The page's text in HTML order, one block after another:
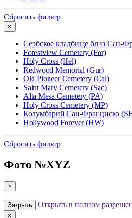
Сбросить фильтр
×
Сербское кладбище близ Сан-
Forestview Cemetery (For)
Holy Cross (Hel)
Redwood Memorial (Gur)
Old Pioneer Cemetery (Cal)
Saint Mary Cemetery (Sac)
Alta Mesa Cemetery (PA)
Holy Cross Cemetery (MP)
Колумбарий Сан-Франциско
Hollywood Forever (HW)
Сбросить фильтр
Фото №XYZ
×
Закрыть Открыть в полном
×